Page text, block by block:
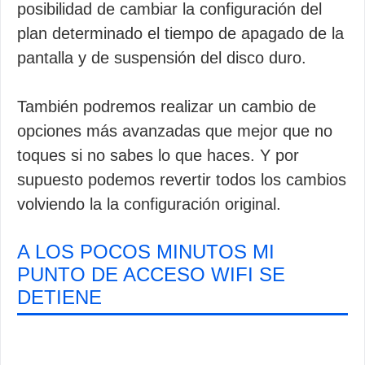
posibilidad de cambiar la configuración del
plan determinado el tiempo de apagado de la
pantalla y de suspensión del disco duro.
También podremos realizar un cambio de
opciones más avanzadas que mejor que no
toques si no sabes lo que haces. Y por
supuesto podemos revertir todos los cambios
volviendo la la configuración original.
A LOS POCOS MINUTOS MI
PUNTO DE ACCESO WIFI SE
DETIENE